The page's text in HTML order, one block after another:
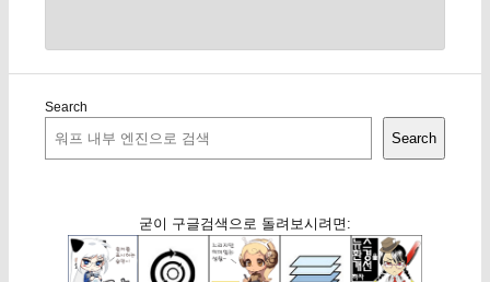
Search
Search
굳이 구글검색으로 돌려보시려면: